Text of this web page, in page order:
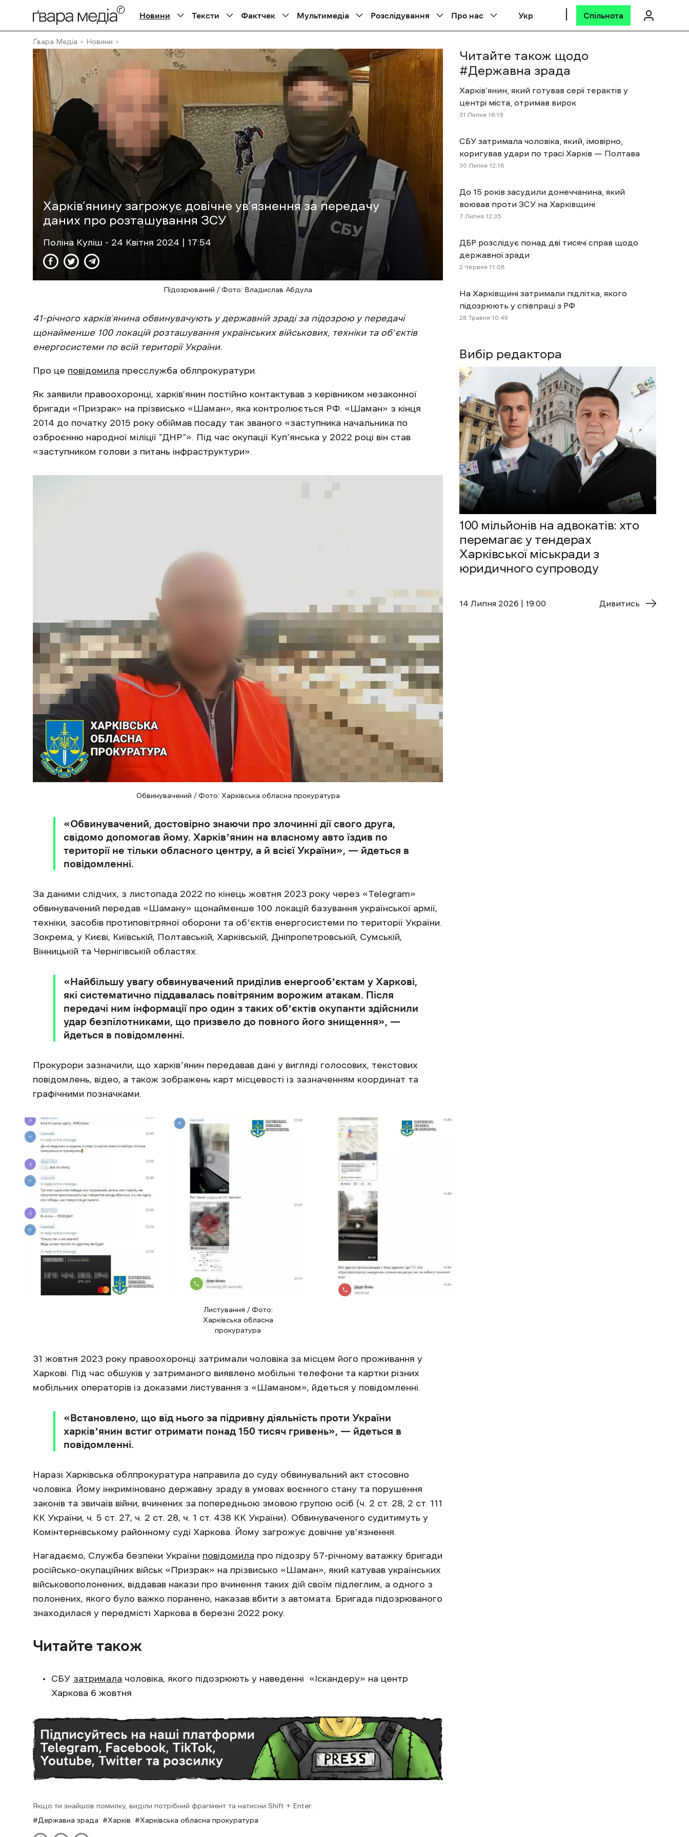
Новини Тексти Фактчек Мультимедіа Розслідування Про нас Укр Спільнота
Ґвара Медіа Новини
Харків’янину загрожує довічне ув’язнення за передачу
даних про розташування ЗСУ
Поліна Куліш - 24 Квітня 2024 | 17:54
Підозрюваний / Фото: Владислав Абдула
41-річного харків’янина обвинувачують у державній зраді за підозрою у передачі
щонайменше 100 локацій розташування українських військових, техніки та обʼєктів
енергосистеми по всій території України.
Про це повідомила пресслужба облпрокуратури.
Як заявили правоохоронці, харків’янин постійно контактував з керівником незаконної
бригади «Призрак» на прізвисько «Шаман», яка контролюється РФ. «Шаман» з кінця
2014 до початку 2015 року обіймав посаду так званого «заступника начальника по
озброєнню народної міліції “ДНР”». Під час окупації Куп’янська у 2022 році він став
«заступником голови з питань інфраструктури».
Обвинувачений / Фото: Харківська обласна прокуратура
«Обвинувачений, достовірно знаючи про злочинні дії свого друга,
свідомо допомогав йому. Харківʼянин на власному авто їздив по
території не тільки обласного центру, а й всієї України», — йдеться в
повідомленні.
За даними слідчих, з листопада 2022 по кінець жовтня 2023 року через «Telegram»
обвинувачений передав «Шаману» щонайменше 100 локацій базування української армії,
техніки, засобів протиповітряної оборони та обʼєктів енергосистеми по території України.
Зокрема, у Києві, Київській, Полтавській, Харківській, Дніпропетровській, Сумській,
Вінницькій та Чернігівській областях.
«Найбільшу увагу обвинувачений приділив енергообʼєктам у Харкові,
які систематично піддавалась повітряним ворожим атакам. Після
передачі ним інформації про один з таких обʼєктів окупанти здійснили
удар безпілотниками, що призвело до повного його знищення», —
йдеться в повідомленні.
Прокурори зазначили, що харківʼянин передавав дані у вигляді голосових, текстових
повідомлень, відео, а також зображень карт місцевості із зазначенням координат та
графічними позначками.
Листування / Фото:
Харківська обласна
прокуратура
31 жовтня 2023 року правоохоронці затримали чоловіка за місцем його проживання у
Харкові. Під час обшуків у затриманого виявлено мобільні телефони та картки різних
мобільних операторів із доказами листування з «Шаманом», йдеться у повідомленні.
«Встановлено, що від нього за підривну діяльність проти України
харківʼянин встиг отримати понад 150 тисяч гривень», — йдеться в
повідомленні.
Наразі Харківська облпрокуратура направила до суду обвинувальний акт стосовно
чоловіка. Йому інкриміновано державну зраду в умовах воєнного стану та порушення
законів та звичаїв війни, вчинених за попередньою змовою групою осіб (ч. 2 ст. 28, 2 ст. 111
КК України, ч. 5 ст. 27, ч. 2 ст. 28, ч. 1 ст. 438 КК України). Обвинуваченого судитимуть у
Комінтернівському районному суді Харкова. Йому загрожує довічне увʼязнення.
Нагадаємо, Служба безпеки України повідомила про підозру 57-річному ватажку бригади
російсько-окупаційних військ «Призрак» на прізвисько «Шаман», який катував українських
військовополонених, віддавав накази про вчинення таких дій своїм підлеглим, а одного з
полонених, якого було важко поранено, наказав вбити з автомата. Бригада підозрюваного
знаходилася у передмісті Харкова в березні 2022 року.
Читайте також
СБУ затримала чоловіка, якого підозрюють у наведенні «Іскандеру» на центр
Харкова 6 жовтня
Якщо ти знайшов помилку, виділи потрібний фрагмент та натисни Shift + Enter.
Державна зрада
Харків Харківська обласна прокуратура
Вибір редактора
100 мільйонів на адвокатів: хто
перемагає у тендерах
Харківської міськради з
юридичного супроводу
14 Липня 2026 | 19:00 Дивитись
Читайте також щодо
#Державна зрада
Харків’янин, який готував серії терактів у
центрі міста, отримав вирок
31 Липня 16:19
СБУ затримала чоловіка, який, імовірно,
коригував удари по трасі Харків — Полтава
30 Липня 12:16
До 15 років засудили донеччанина, який
воював проти ЗСУ на Харківщині
7 Липня 12:35
ДБР розслідує понад дві тисячі справ щодо
державної зради
2 Червня 11:08
На Харківщині затримали підлітка, якого
підозрюють у співпраці з РФ
28 Травня 10:49